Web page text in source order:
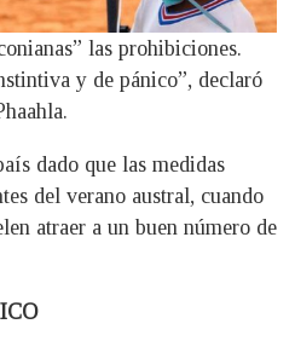
las prohibiciones.
y de pánico”, declaró
dado que las medidas
del verano austral, cuando
atraer a un buen número de